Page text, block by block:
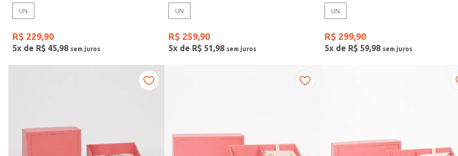
Modelo de Pulseira
UN
R$ 229,90
5x de R$ 45,98
UN
R$ 259,90
5x de R$ 51 ,98
UN
R$ 299,90
5x de R$ 59,98